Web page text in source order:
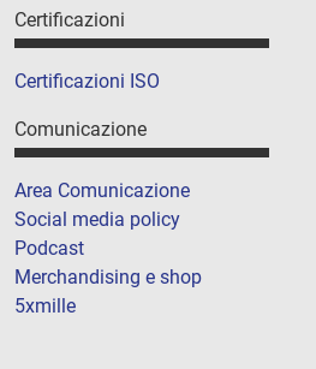
Certificazioni
Certificazioni ISO
Comunicazione
Area Comunicazione
Social media policy
Podcast
Merchandising e shop
5xmille